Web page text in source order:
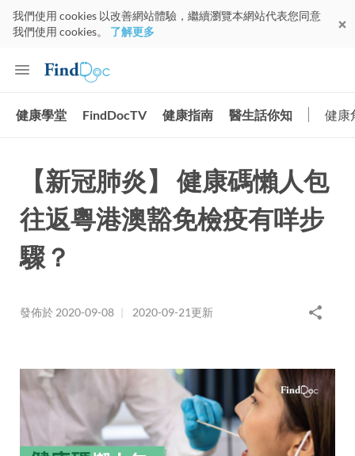
我們使用 cookies 以改善網站體驗，繼續瀏覽本網站代表您同意
我們使用 cookies。 了解更多
健康學堂 FindDocTV 健康指南 醫生話你知 健康
【新冠肺炎】 健康碼懶人包
往返粵港澳豁免檢疫有咩步
驟？
發佈於 2020-09-08 | 2020-09-21更新